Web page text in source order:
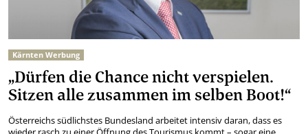
Kärnten Werbung
„Dürfen die Chance nicht verspielen.
Sitzen alle zusammen im selben Boot!“
Österreichs südlichstes Bundesland arbeitet intensiv daran, dass es